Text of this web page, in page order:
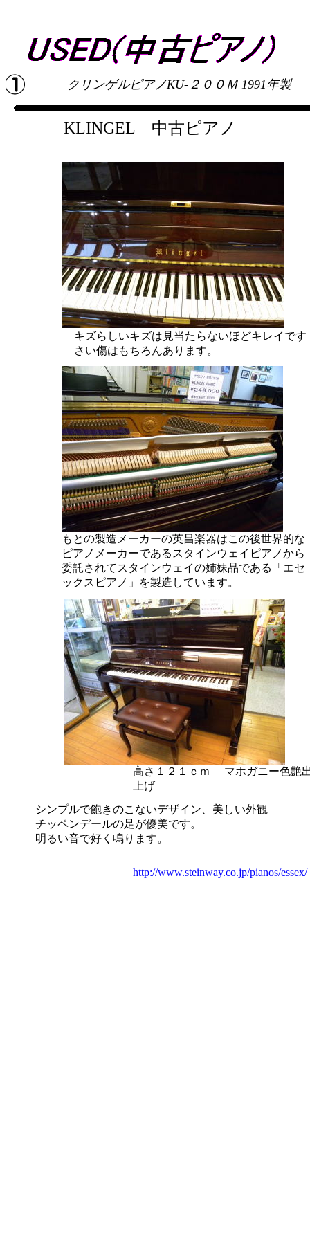
クリンゲルピアノKU-２００Ｍ 1991年製
KLINGEL 中古ピアノ
キズらしいキズは見当たらないほどキレイです
さい傷はもちろんあります。
もとの製造メーカーの英昌楽器はこの後世界的な
ピアノメーカーであるスタインウェイピアノから
委託されてスタインウェイの姉妹品である「エセ
ックスピアノ」を製造しています。
高さ１２１ｃｍ
マホガニー色艶
上げ
シンプルで飽きのこないデザイン、美しい外観
チッペンデールの足が優美です。
明るい音で好く鳴ります。
http://www.steinway.co.jp/pianos/essex/